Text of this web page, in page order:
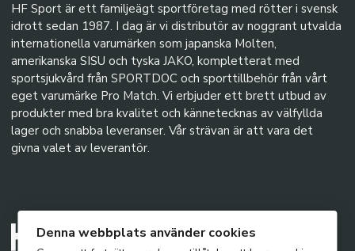
HF Sport är ett familjeägt sportföretag med rötter i svensk
idrott sedan 1987. I dag är vi distributör av noggrant utvalda
internationella varumärken som japanska Molten,
amerikanska SISU och tyska JAKO, kompletterat med
sportsjukvård från SPORTDOC och sporttillbehör från vårt
eget varumärke Pro Match. Vi erbjuder ett brett utbud av
produkter med bra kvalitet och kännetecknas av välfyllda
lager och snabba leveranser. Vår strävan är att vara det
givna valet av leverantör.
Denna webbplats använder cookies